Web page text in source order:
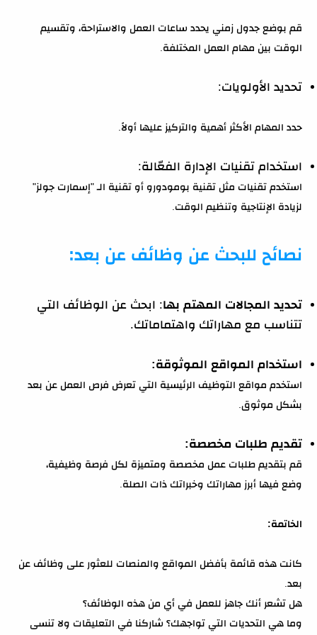
قم بوضع جدول زمني يحدد ساعات العمل والاستراحة، وتقسيم
الوقت بين مهام العمل المختلفة.
تحديد الأولويات:
حدد المهام الأكثر أهمية والتركيز عليها أولاً.
استخدام تقنيات الإدارة الفعّالة:
استخدم تقنيات مثل تقنية بومودورو أو تقنية الـ "إسمارت جولز"
لزيادة الإنتاجية وتنظيم الوقت.
نصائح للبحث عن وظائف عن بعد:
تحديد المجالات المهتم بها: ابحث عن الوظائف التي
تتناسب مع مهاراتك واهتماماتك.
استخدام المواقع الموثوقة:
استخدم مواقع التوظيف الرئيسية التي تعرض فرص العمل عن بعد
بشكل موثوق.
تقديم طلبات مخصصة:
قم بتقديم طلبات عمل مخصصة ومتميزة لكل فرصة وظيفية،
وضع فيها أبرز مهاراتك وخبراتك ذات الصلة.
الخاتمة:
كانت هذه قائمة بأفضل المواقع والمنصات للعثور على وظائف عن
بعد.
هل تشعر أنك جاهز للعمل في أي من هذه الوظائف؟
وما هي التحديات التي تواجهك؟ شاركنا في التعليقات ولا تنسى